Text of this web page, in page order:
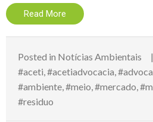
Read More
Posted in Notícias Ambientais
#aceti,#acetiadvocacia,
#ambiente,#meio,#mercado,
#residuo